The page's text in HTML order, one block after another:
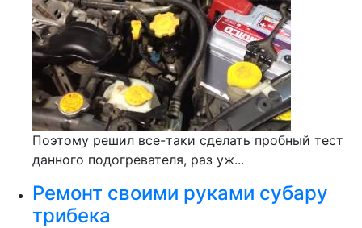
Поэтому решил все-таки сделать пробный тест
данного подогревателя, раз уж...
Ремонт своими руками субару
трибека